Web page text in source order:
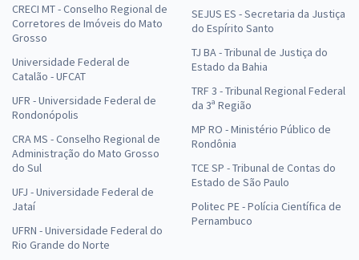
CRECI MT - Conselho Regional de
Corretores de Imóveis do Mato
Grosso
Universidade Federal de
Catalão - UFCAT
UFR - Universidade Federal de
Rondonópolis
CRA MS - Conselho Regional de
Administração do Mato Grosso
do Sul
UFJ - Universidade Federal de
Jataí
UFRN - Universidade Federal do
Rio Grande do Norte
SEJUS ES - Secretaria da Justiça
do Espírito Santo
TJ BA - Tribunal de Justiça do
Estado da Bahia
TRF 3 - Tribunal Regional Federal
da 3ª Região
MP RO - Ministério Público de
Rondônia
TCE SP - Tribunal de Contas do
Estado de São Paulo
Politec PE - Polícia Científica de
Pernambuco